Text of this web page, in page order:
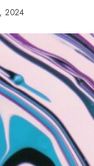
2024